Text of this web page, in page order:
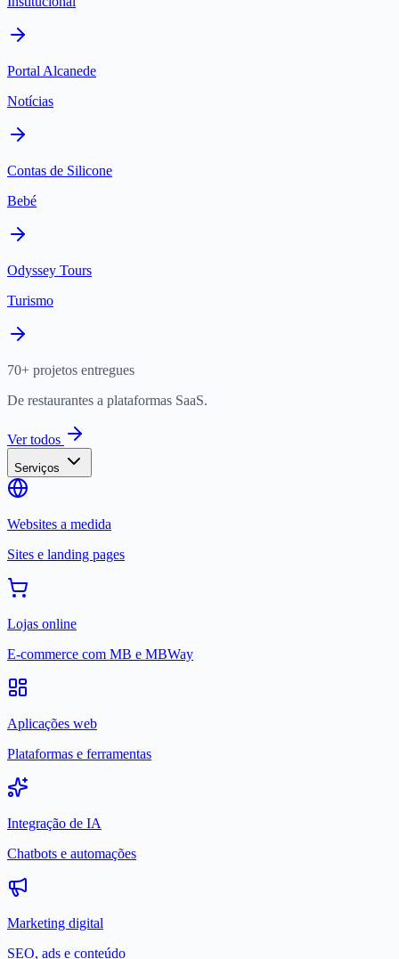
Portal Alcanede
Notícias
Contas de Silicone
Bebé
Odyssey Tours
Turismo
70+ projetos entregues
De restaurantes a plataformas SaaS.
Ver todos
Serviços
Websites a medida
Sites e landing pages
Lojas online
E-commerce com MB e MBWay
Aplicações web
Plataformas e ferramentas
Integração de IA
Chatbots e automações
Marketing digital
SEO, ads e conteúdo